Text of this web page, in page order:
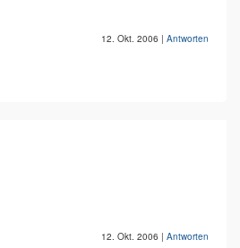
12. Okt. 2006 | Antworten
12. Okt. 2006 | Antworten